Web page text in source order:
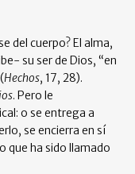
del cuerpo? El alma,
su ser de Dios, “en
Hechos, 17, 28).
. Pero le
o se entrega a
se encierra en sí
que ha sido llamado